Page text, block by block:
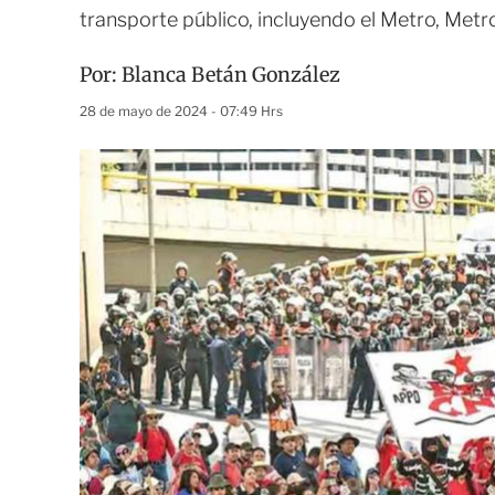
transporte público, incluyendo el Metro,
Por: Blanca Betán González
28 de mayo de 2024 - 07:49 Hrs